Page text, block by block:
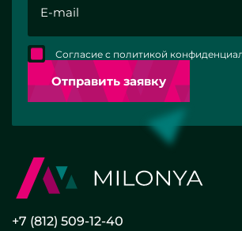
Отправить заявку
Согласие с политикой
+7 (812) 509-12-40